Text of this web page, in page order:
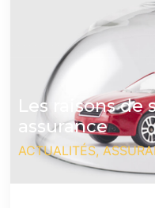
Les raisons
assurance
ACTUALITÉS,